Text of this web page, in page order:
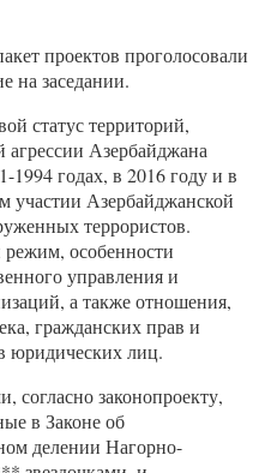
проектов проголосовали
на заседании.
статус территорий,
агрессии Азербайджана
годах, в 2016 году и в
участии Азербайджанской
террористов.
особенности
управления и
а также отношения,
гражданских прав и
юридических лиц.
законопроекту,
в Законе об
делении Нагорно-